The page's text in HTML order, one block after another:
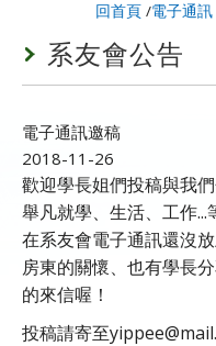
回首頁 /電子通訊
系友會公告
電子通訊邀稿
2018-11-26
歡迎學長姐們投稿與我
舉凡就學、生活、工作
在系友會電子通訊還沒
房東的關懷、也有學長
的來信喔！
投稿請寄至